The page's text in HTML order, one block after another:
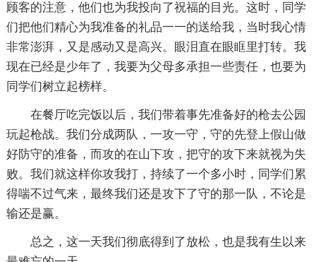
顾客的注意，他们也为我投向了祝福的目光。这时，同学
们把他们精心为我准备的礼品一一的送给我，当时我心情
非常澎湃，又是感动又是高兴。眼泪直在眼眶里打转。我
现在已经是少年了，我要为父母多承担一些责任，也要为
同学们树立起榜样。
在餐厅吃完饭以后，我们带着事先准备好的枪去公园
玩起枪战。我们分成两队，一攻一守，守的先登上假山做
好防守的准备，而攻的在山下攻，把守的攻下来就视为失
败。我们就这样你攻我打，持续了一个多小时，同学们累
得喘不过气来，最终我们还是攻下了守的那一队，不论是
输还是赢。
总之，这一天我们彻底得到了放松，也是我有生以来